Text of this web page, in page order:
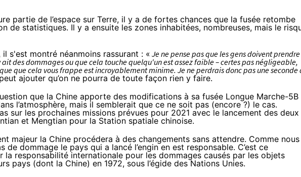
partie de l’espace sur Terre, il y a de fortes chances que la fusée retombe
de statistiques. Il y a ensuite les zones inhabitées, nombreuses, mais le
il s'est montré néanmoins rassurant : « Je ne pense pas que les gens doivent prendre
des dommages ou que cela touche quelqu'un est assez faible – certes pas négligeable,
que cela vous frappe est incroyablement minime. Je ne perdrais donc pas une seconde
ajouter qu’on ne pourra de toute façon rien y faire.
que la Chine apporte des modifications à sa fusée Longue Marche-5B
l’atmosphère, mais il semblerait que ce ne soit pas (encore ?) le cas.
sur les prochaines missions prévues pour 2021 avec le lancement des deux
et Mengtian pour la Station spatiale chinoise.
majeur la Chine procédera à des changements sans attendre. Comme nous
de dommage le pays qui a lancé l’engin en est responsable. C’est ce
la responsabilité internationale pour les dommages causés par les objets
pays (dont la Chine) en 1972,sous l’égide des Nations Unies.